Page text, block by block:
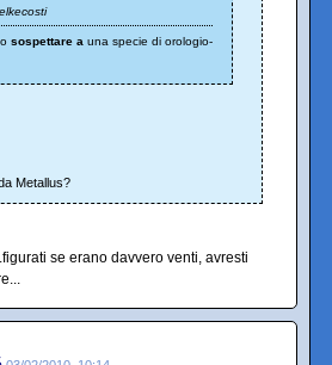
sospettare a una specie di orologio-
Metallus?
se erano davvero venti, avresti